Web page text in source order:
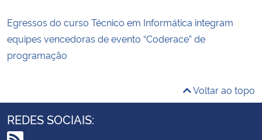
Egressos do curso Técnico em Informática integram
equipes vencedoras de evento “Coderace” de
programação
Voltar ao topo
REDES SOCIAIS: